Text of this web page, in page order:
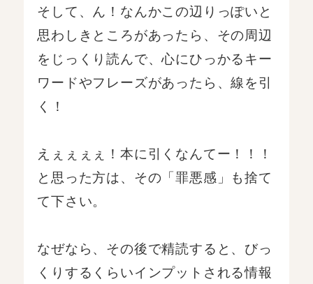
そして、ん！なんかこの辺りっぽいと
思わしきところがあったら、その周辺
をじっくり読んで、心にひっかるキー
ワードやフレーズがあったら、線を引
く！
えぇぇぇぇ！本に引くなんてー！！！
と思った方は、その「罪悪感」も捨て
て下さい。
なぜなら、その後で精読すると、びっ
くりするくらいインプットされる情報